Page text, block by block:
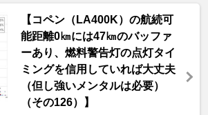
【コペン（LA400K）の航続可
能距離0㎞には47㎞のバッファ
ーあり、燃料警告灯の点灯タイ
ミングを信用していれば大丈夫
（但し強いメンタルは必要）
（その126）】